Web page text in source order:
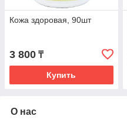
Кожа здоровая, 90шт
3 800 ₸
Купить
О нас